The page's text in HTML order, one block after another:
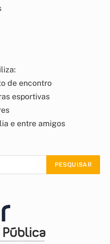
de encontro
esportivas
e entre amigos